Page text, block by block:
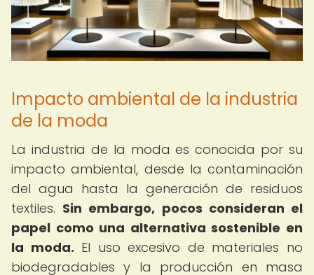
Impacto ambiental de la industria
de la moda
La industria de la moda es conocida por su
impacto ambiental, desde la contaminación
del agua hasta la generación de residuos
textiles. Sin embargo, pocos consideran el
papel como una alternativa sostenible en
la moda. El uso excesivo de materiales no
biodegradables y la producción en masa